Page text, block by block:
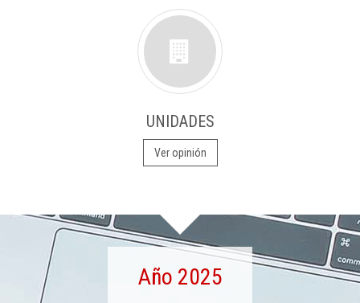
UNIDADES
Ver opinión
Año 2025